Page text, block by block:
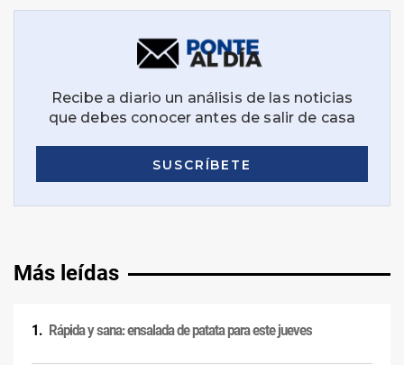
Más leídas
Rápida y sana: ensalada de patata para este jueves